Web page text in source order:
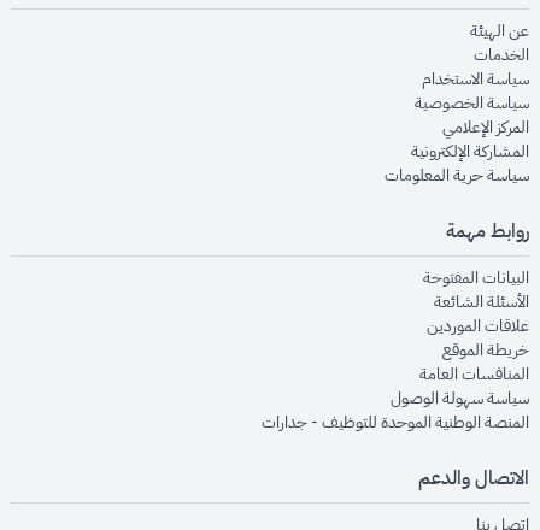
عن الهيئةopens in new window
الخدماتopens in new window
سياسة الاستخدام
سياسة الخصوصيةopens in new window
المركز الإعلاميopens in new window
المشاركة الإلكترونيةopens in new window
سياسة حرية المعلوماتopens in new window
روابط مهمة
البيانات المفتوحةopens in new window
الأسئلة الشائعةopens in new window
علاقات الموردينopens in new window
خريطة الموقعopens in new window
المنافسات العامةopens in new window
سياسة سهولة الوصولopens in new window
المنصة الوطنية الموحدة للتوظيف - جداراتopens in new window
الاتصال والدعم
اتصل بنا